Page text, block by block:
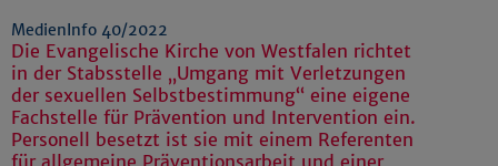
MedienInfo 40/2022
Die Evangelische Kirche von Westfalen richtet
in der Stabsstelle „Umgang mit Verletzungen
der sexuellen Selbstbestimmung“ eine eigene
Fachstelle für Prävention und Intervention ein.
Personell besetzt ist sie mit einem Referenten
für allgemeine Präventionsarbeit und einer